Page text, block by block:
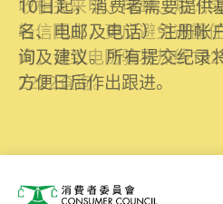
收相关来电、电邮、短讯
轻信回应，更应避免透露
问，请致电防骗易热线
2222查询。
10日起，消费者需要提供
名、电邮及电话）注册帐
询及建议。所有提交纪录
方便日后作出跟进。